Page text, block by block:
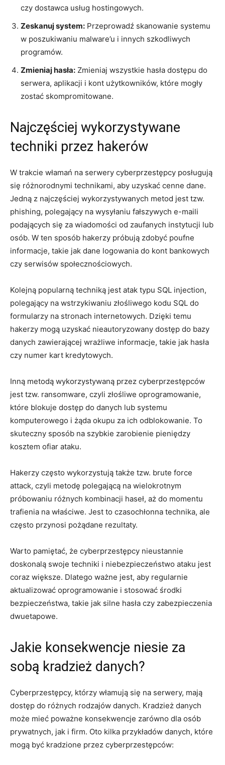
czy‍ dostawca usług hostingowych.
Zeskanuj ⁣system: ‍Przeprowadź ‌skanowanie systemu
⁣w poszukiwaniu malware’u​ i innych​ szkodliwych
programów.
Zmieniaj ⁢hasła: Zmieniaj wszystkie hasła dostępu ⁣do
⁣serwera, ⁤aplikacji i kont użytkowników, ​które mogły
⁢zostać skompromitowane.
Najczęściej wykorzystywane
techniki⁤ przez hakerów
W trakcie włamań na serwery cyberprzestępcy posługują
się różnorodnymi ‌technikami, aby uzyskać cenne ​dane.
Jedną z​ najczęściej wykorzystywanych metod jest tzw.
⁣phishing, ‌polegający ‌na wysyłaniu ⁣fałszywych⁤ e-maili
podających się za ‍wiadomości od zaufanych instytucji lub
‍osób. W ten sposób hakerzy ‌próbują zdobyć poufne
‍informacje, ⁣takie ⁤jak dane logowania⁣ do kont bankowych
czy serwisów społecznościowych.
Kolejną⁢ popularną‌ techniką jest atak typu SQL injection,‌
polegający na wstrzykiwaniu złośliwego ‌kodu‍ SQL do
formularzy na stronach internetowych. Dzięki‍ temu
hakerzy mogą ⁤uzyskać ⁢nieautoryzowany dostęp do bazy
danych zawierającej wrażliwe‌ informacje, ​takie jak‌ hasła​
czy‍ numer kart kredytowych.
Inną metodą‍ wykorzystywaną przez cyberprzestępców​
jest⁣ tzw. ‍ransomware, ​czyli złośliwe oprogramowanie,
które blokuje⁤ dostęp do danych lub systemu
komputerowego i żąda‌ okupu za ich odblokowanie. To
skuteczny sposób na szybkie zarobienie⁤ pieniędzy
kosztem ofiar ataku.
Hakerzy często wykorzystują także ⁢tzw. brute force
attack,‌ czyli metodę​ polegającą ⁣na wielokrotnym
próbowaniu różnych kombinacji haseł, aż ⁢do momentu
trafienia ‌na właściwe. Jest to czasochłonna technika, ale
często ⁢przynosi⁢ pożądane rezultaty.
Warto pamiętać, ‌że ‌cyberprzestępcy nieustannie
doskonalą swoje techniki i ​niebezpieczeństwo ataku jest
⁣coraz większe. Dlatego‌ ważne jest, aby regularnie
aktualizować oprogramowanie i stosować środki
‍bezpieczeństwa, takie jak ‌silne hasła czy zabezpieczenia
dwuetapowe.
Jakie konsekwencje niesie za
sobą kradzież​ danych?
Cyberprzestępcy,⁤ którzy włamują ⁣się na serwery, mają
dostęp⁤ do ‌różnych​ rodzajów danych. Kradzież danych⁣
może ​mieć poważne⁢ konsekwencje zarówno dla⁤ osób
prywatnych, ‌jak i firm. Oto kilka przykładów ⁢danych, które‌
mogą ⁢być kradzione przez cyberprzestępców: